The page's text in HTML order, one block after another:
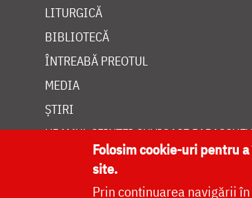
LITURGICĂ
BIBLIOTECĂ
ÎNTREABĂ PREOTUL
MEDIA
ȘTIRI
HRAMUL SFINTEI CUVIOASE
Folosim cookie-uri pentru
site.
Prin continuarea navigării